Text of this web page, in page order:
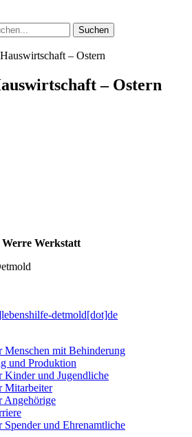
Suchen
– Ostern
– Ostern
Werkstatt
detmold[dot]de
Menschen mit Behinderung
und Produktion
Kinder und Jugendliche
Mitarbeiter
Angehörige
Spender und Ehrenamtliche